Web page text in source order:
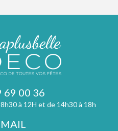
69 00 36
à 12H et de 14h30 à 18h